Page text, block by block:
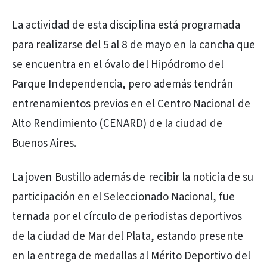
La actividad de esta disciplina está programada
para realizarse del 5 al 8 de mayo en la cancha que
se encuentra en el óvalo del Hipódromo del
Parque Independencia, pero además tendrán
entrenamientos previos en el Centro Nacional de
Alto Rendimiento (CENARD) de la ciudad de
Buenos Aires.
La joven Bustillo además de recibir la noticia de su
participación en el Seleccionado Nacional, fue
ternada por el círculo de periodistas deportivos
de la ciudad de Mar del Plata, estando presente
en la entrega de medallas al Mérito Deportivo del